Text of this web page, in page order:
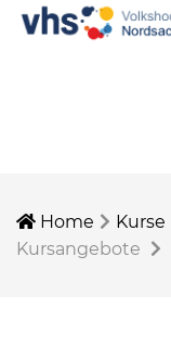
Home Kurse
Kursangebote